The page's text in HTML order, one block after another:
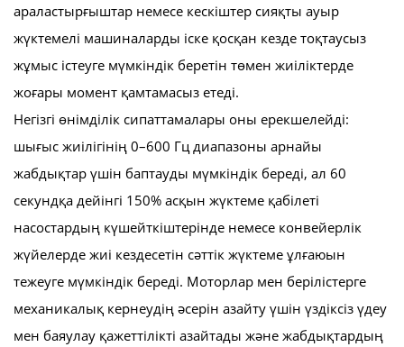
араластырғыштар немесе кескіштер сияқты ауыр
жүктемелі машиналарды іске қосқан кезде тоқтаусыз
жұмыс істеуге мүмкіндік беретін төмен жиіліктерде
жоғары момент қамтамасыз етеді.
Негізгі өнімділік сипаттамалары оны ерекшелейді:
шығыс жиілігінің 0–600 Гц диапазоны арнайы
жабдықтар үшін баптауды мүмкіндік береді, ал 60
секундқа дейінгі 150% асқын жүктеме қабілеті
насостардың күшейткіштерінде немесе конвейерлік
жүйелерде жиі кездесетін сәттік жүктеме ұлғаюын
тежеуге мүмкіндік береді. Моторлар мен берілістерге
механикалық кернеудің әсерін азайту үшін үздіксіз үдеу
мен баяулау қажеттілікті азайтады және жабдықтардың